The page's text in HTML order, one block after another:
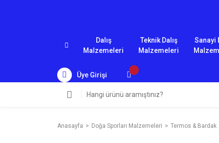
Dalış
Malzemeleri
Teknik Dalış
Malzemeleri
Sanayi
Üye Girişi
Anasayfa Doğa Sporları Malzemeleri Termos & Bardak